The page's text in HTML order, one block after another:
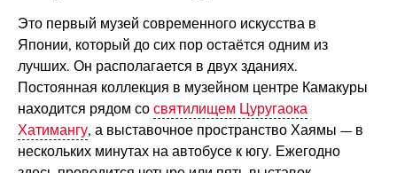
Это первый музей современного искусства в
Японии, который до сих пор остаётся одним из
лучших. Он располагается в двух зданиях.
Постоянная коллекция в музейном центре Камакуры
находится рядом со святилищем Цуругаока
Хатимангу, а выставочное пространство Хаямы — в
нескольких минутах на автобусе к югу. Ежегодно